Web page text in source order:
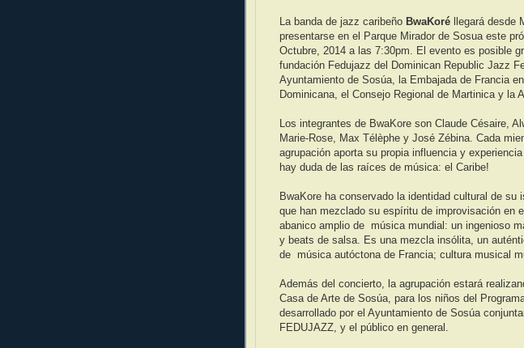
La banda de jazz caribeño BwaKoré llegará desde
presentarse en el Parque Mirador de Sosua este
Octubre, 2014 a las 7:30pm. El evento es posible
fundación Fedujazz del Dominican Republic Jazz
Ayuntamiento de Sosúa, la Embajada de Francia
Dominicana, el Consejo Regional de Martinica y la
Los integrantes de BwaKore son Claude Césaire,
Marie-Rose, Max Télèphe y José Zébina. Cada
agrupación aporta su propia influencia y
hay duda de las raíces de música: el Caribe!
BwaKore ha conservado la identidad cultural de su
que han mezclado su espíritu de improvisación en
abanico amplio de música mundial: un ingenioso
y beats de salsa. Es una mezcla insólita, un
de música autóctona de Francia; cultura musical
Además del concierto, la agrupación estará
Casa de Arte de Sosúa, para los niños del
desarrollado por el Ayuntamiento de Sosúa
FEDUJAZZ, y el público en general.